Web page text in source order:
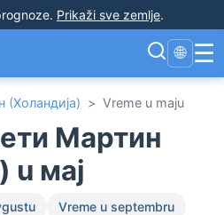
. Prikaži sve zemlje.
🌐 ☰
(Холандија) > Vreme u maju
Мартин
u мај
Vreme u septembru